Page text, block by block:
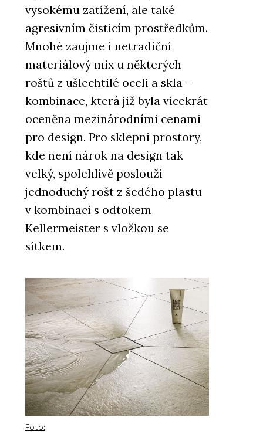
vysokému zatížení, ale také
agresivním čisticím prostředkům.
Mnohé zaujme i netradiční
materiálový mix u některých
roštů z ušlechtilé oceli a skla –
kombinace, která již byla vícekrát
oceněna mezinárodními cenami
pro design. Pro sklepní prostory,
kde není nárok na design tak
velký, spolehlivě poslouží
jednoduchý rošt z šedého plastu
v kombinaci s odtokem
Kellermeister s vložkou se
sítkem.
Foto: